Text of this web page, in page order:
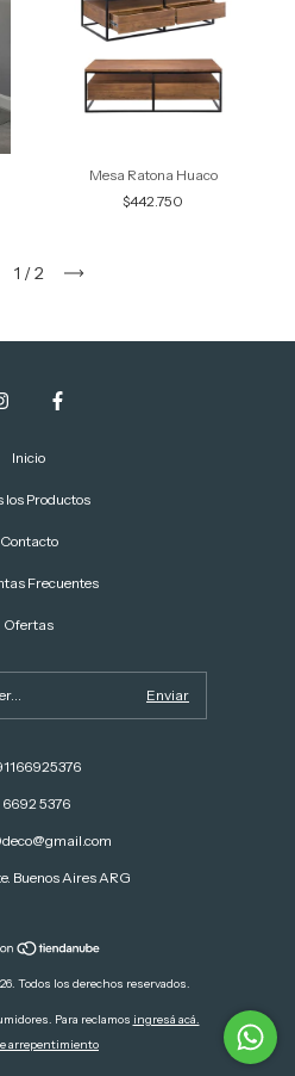
Mesa Ratona Huaco
$442.750
1 /2
Inicio
los Productos
Contacto
Frecuentes
Ofertas
6692 5376
Buenos Aires ARG
Todos los derechos reservados.
Para reclamos ingresá acá.
arrepentimiento